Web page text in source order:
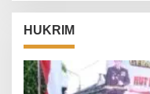
HUKRIM